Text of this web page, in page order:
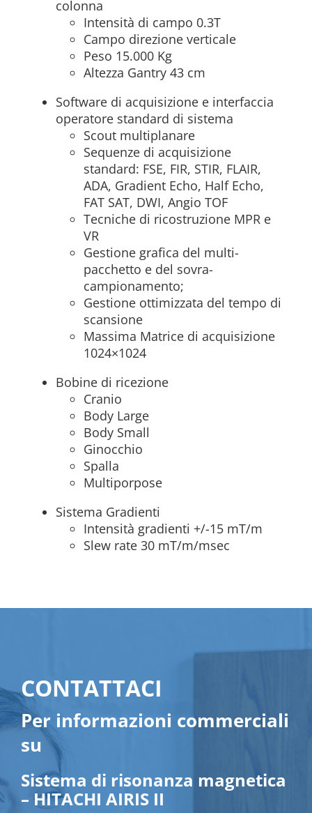
colonna
Intensità di campo 0.3T
Campo direzione verticale
Peso 15.000 Kg
Altezza Gantry 43 cm
Software di acquisizione e interfaccia
operatore standard di sistema
Scout multiplanare
Sequenze di acquisizione
standard: FSE, FIR, STIR, FLAIR,
ADA, Gradient Echo, Half Echo,
FAT SAT, DWI, Angio TOF
Tecniche di ricostruzione MPR e
VR
Gestione grafica del multi-
pacchetto e del sovra-
campionamento;
Gestione ottimizzata del tempo di
scansione
Massima Matrice di acquisizione
1024×1024
Bobine di ricezione
Cranio
Body Large
Body Small
Ginocchio
Spalla
Multiporpose
Sistema Gradienti
Intensità gradienti +/-15 mT/m
Slew rate 30 mT/m/msec
CONTATTACI
Per informazioni commerciali
su
Sistema di risonanza magnetica
– HITACHI AIRIS II